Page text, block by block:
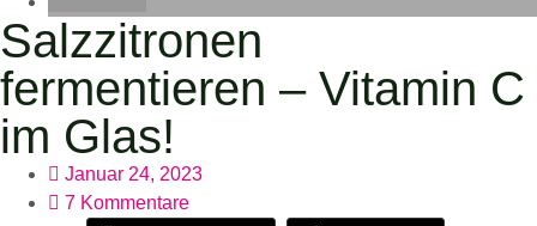
Salzzitronen
fermentieren – Vitamin C
im Glas!
Januar 24, 2023
7 Kommentare